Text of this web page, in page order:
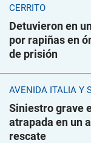
CERRITO
Detuvieron en
por rapiñas en
de prisión
AVENIDA ITALIA Y
Siniestro grave
atrapada en un
rescate